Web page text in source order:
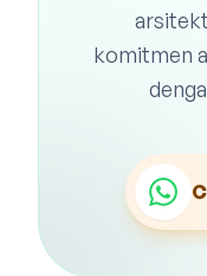
komitmen